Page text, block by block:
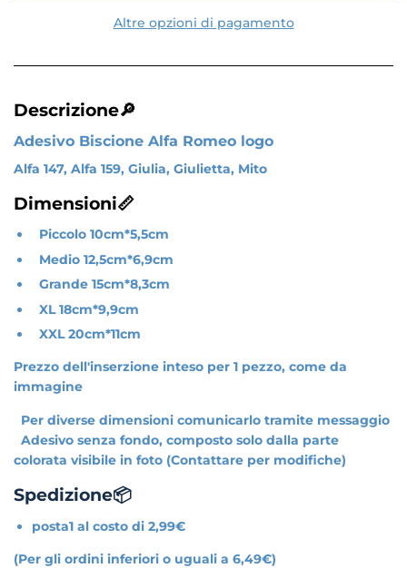
Altre opzioni di pagamento
Descrizione🔎
Adesivo Biscione Alfa Romeo logo
Alfa 147, Alfa 159, Giulia, Giulietta, Mito
Dimensioni📏
Piccolo 10cm*5,5cm
Medio 12,5cm*6,9cm
Grande 15cm*8,3cm
XL 18cm*9,9cm
XXL 20cm*11cm
Prezzo dell'inserzione inteso per 1 pezzo, come da
immagine
Per diverse dimensioni comunicarlo tramite messaggio
Adesivo senza fondo, composto solo dalla parte
colorata visibile in foto (Contattare per modifiche)
Spedizione📦
posta1 al costo di 2,99€
(Per gli ordini inferiori o uguali a 6,49€)